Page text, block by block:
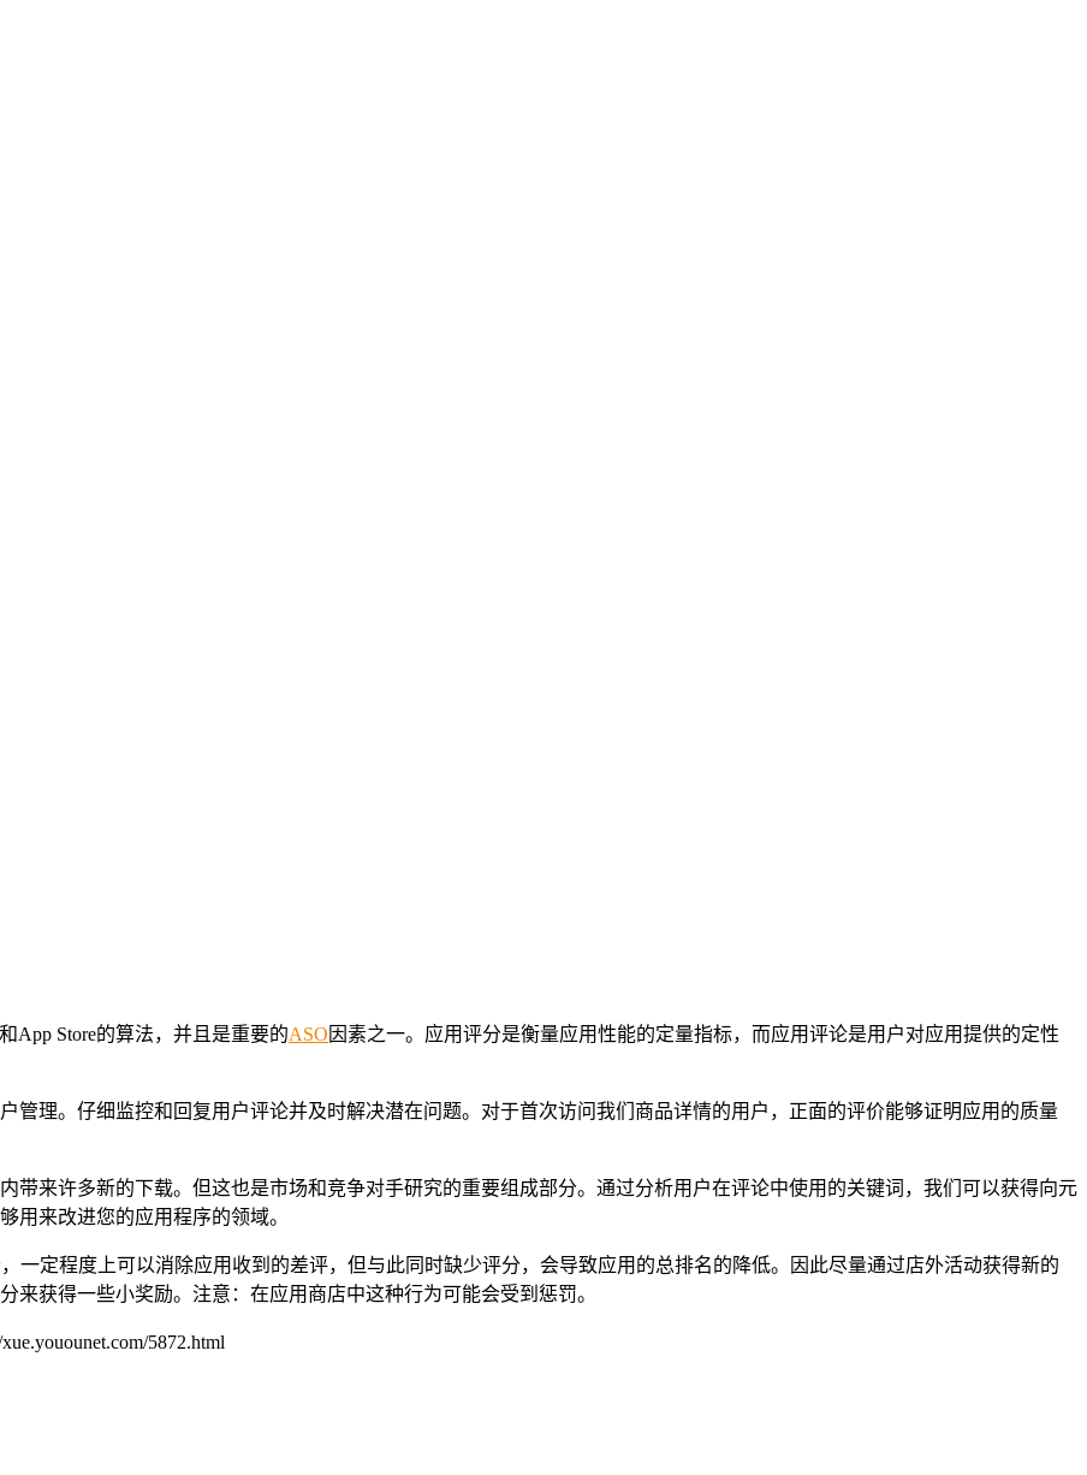
App Store的算法，并且是重要的ASO 因素之一。应用评分是衡量应用性能的定量指标，而应用评论是用户对应用提供的定性
管理。仔细监控和回复用户评论并及时解决潜在问题。对于首次访问我们商品详情的用户，正面的评价能够证明应用的质量
带来许多新的下载。但这也是市场和竞争对手研究的重要组成部分。通过分析用户在评论中使用的关键词，我们可以获得向元
用来改进您的应用程序的领域。
一定程度上可以消除应用收到的差评，但与此同时缺少评分，会导致应用的总排名的降低。因此尽量通过店外活动获得新的
来获得一些小奖励。注意：在应用商店中这种行为可能会受到惩罚。
5872.html